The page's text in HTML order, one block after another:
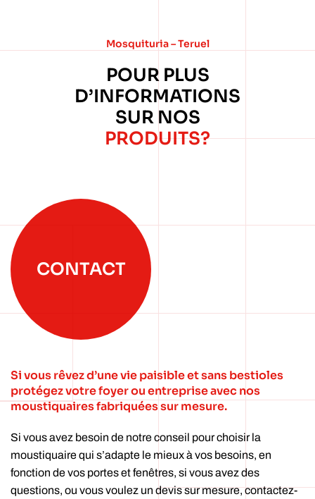
Mosquituria – Teruel
POUR PLUS
D’INFORMATIONS
SUR NOS
PRODUITS?
CONTACT
Si vous rêvez d’une vie paisible et sans bestioles
protégez votre foyer ou entreprise avec nos
moustiquaires fabriquées sur mesure.
Si vous avez besoin de notre conseil pour choisir la
moustiquaire qui s’adapte le mieux à vos besoins, en
fonction de vos portes et fenêtres, si vous avez des
questions, ou vous voulez un devis sur mesure, contactez-